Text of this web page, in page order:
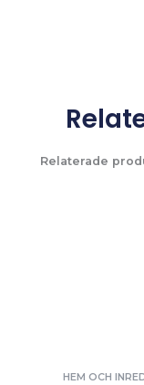
Relaterade
HEM OCH